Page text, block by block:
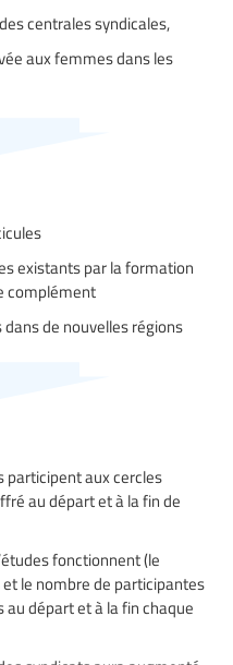
centrales syndicales,
aux femmes dans les
existants par la formation
complément
de nouvelles régions
participent aux cercles
au départ et à la fin de
fonctionnent (le
le nombre de participantes
départ et à la fin chaque